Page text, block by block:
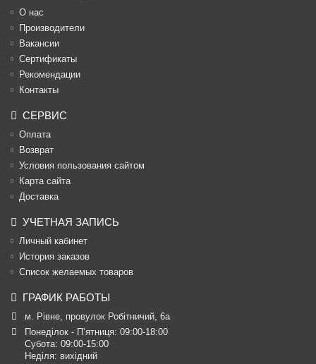
О нас
Производители
Вакансии
Cертификаты
Рекомендации
Контакты
СЕРВИС
Оплата
Возврат
Условия пользования сайтом
Карта сайта
Доставка
УЧЕТНАЯ ЗАПИСЬ
Личный кабинет
История заказов
Список желаемых товаров
ГРАФИК РАБОТЫ
м. Рівне, провулок Робітничий, 6а
Понеділок - П’ятниця: 09:00-18:00
Субота: 09:00-15:00
Неділя: вихідний